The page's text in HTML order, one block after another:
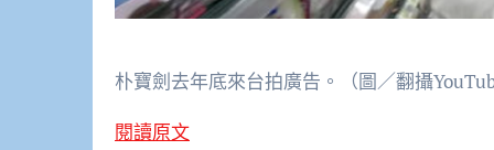
朴寶劍去年底來台拍廣告。（圖／翻攝
閱讀原文